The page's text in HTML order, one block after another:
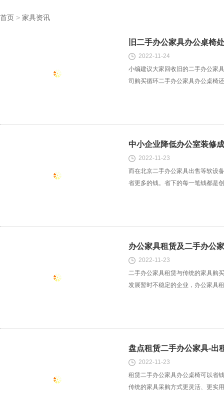
首页 > 家具资讯
旧二手办公家具办公桌椅
2022-11-24
小编建议大家回收旧的二手办公家
司购买循环二手办公家具办公桌椅
中小企业降低办公室装修
2022-11-23
而在北京二手办公家具出售等软设
省更多的钱。省下的每一笔钱都是
办公家具租赁及二手办公
2022-11-23
二手办公家具租赁与传统的家具购
发展暂时不稳定的企业，办公家具
盘点租赁二手办公家具-出
2022-11-23
租赁二手办公家具办公桌椅可以省
传统的家具采购方式更灵活、更实